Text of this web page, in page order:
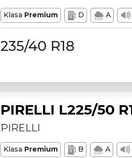
Klasa Premium D A
235/40 R18
PIRELLI L225/50
PIRELLI
Klasa Premium B A